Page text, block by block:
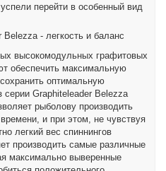
перейти в особенный вид
- легкость и баланс
высокомодульных графитовых
обеспечить максимальную
оптимальную
Graphiteleader Belezza
рыболову производить
и при этом, не чувствуя
легкий вес спиннингов
производить самые различные
максимально выверенные